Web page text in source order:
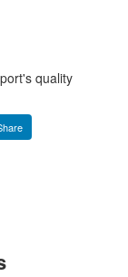
quality